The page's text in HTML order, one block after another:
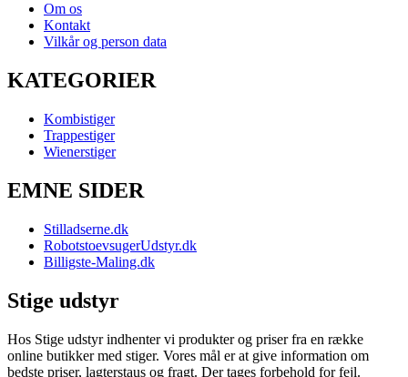
Om os
Kontakt
Vilkår og person data
KATEGORIER
Kombistiger
Trappestiger
Wienerstiger
EMNE SIDER
Stilladserne.dk
RobotstoevsugerUdstyr.dk
Billigste-Maling.dk
Stige udstyr
Hos Stige udstyr indhenter vi produkter og priser fra en række
online butikker med stiger. Vores mål er at give information om
bedste priser, lagterstaus og fragt. Der tages forbehold for fejl.